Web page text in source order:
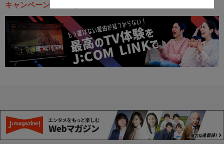
キャンペーン・お得な情報